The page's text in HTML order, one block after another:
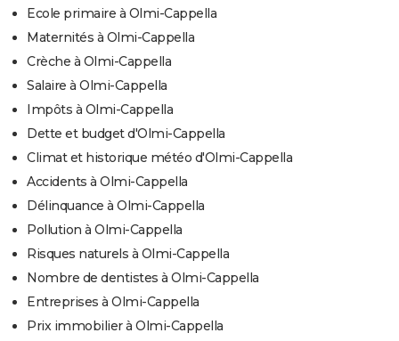
Ecole primaire à Olmi-Cappella
Maternités à Olmi-Cappella
Crèche à Olmi-Cappella
Salaire à Olmi-Cappella
Impôts à Olmi-Cappella
Dette et budget d'Olmi-Cappella
Climat et historique météo d'Olmi-Cappella
Accidents à Olmi-Cappella
Délinquance à Olmi-Cappella
Pollution à Olmi-Cappella
Risques naturels à Olmi-Cappella
Nombre de dentistes à Olmi-Cappella
Entreprises à Olmi-Cappella
Prix immobilier à Olmi-Cappella